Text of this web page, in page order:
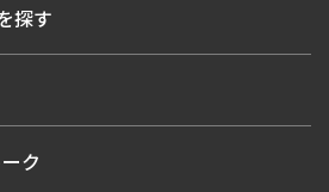
探す
ク